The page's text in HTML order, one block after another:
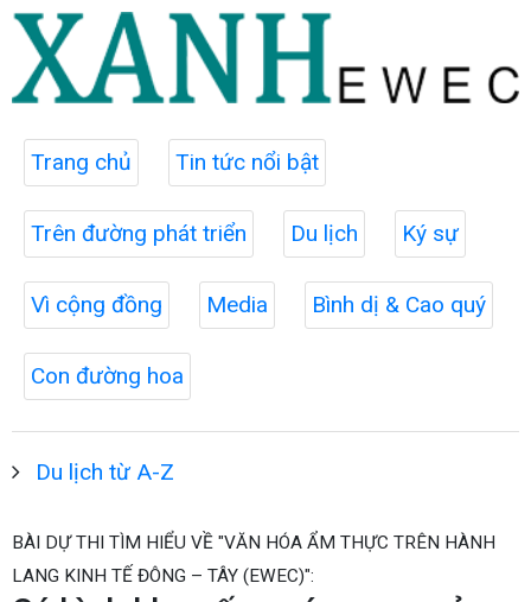
Trang chủ Tin tức nổi bật
Trên đường phát triển Du lịch Ký sự
Vì cộng đồng Media Bình dị & Cao quý
Con đường hoa
Du lịch từ A-Z
BÀI DỰ THI TÌM HIỂU VỀ "VĂN HÓA ẨM THỰC TRÊN HÀNH
LANG KINH TẾ ĐÔNG – TÂY (EWEC)":